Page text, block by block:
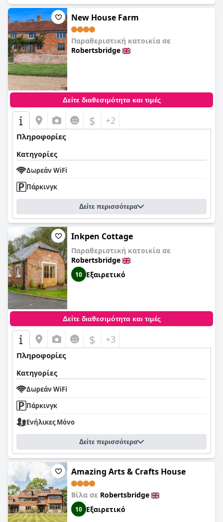
New House Farm
Παραθεριστική κατοικία σε
Robertsbridge
Δείτε διαθεσιμότητα και τιμές
$ +2
Πληροφορίες
Κατηγορίες
Δωρεάν WiFi
Πάρκινγκ
Δείτε περισσότερα
Inkpen Cottage
Παραθεριστική κατοικία σε
Robertsbridge
10 Εξαιρετικό
Δείτε διαθεσιμότητα και τιμές
$ +3
Πληροφορίες
Κατηγορίες
Δωρεάν WiFi
Πάρκινγκ
Ενήλικες Μόνο
Δείτε περισσότερα
Amazing Arts & Crafts House
Βίλα σε Robertsbridge
10 Εξαιρετικό